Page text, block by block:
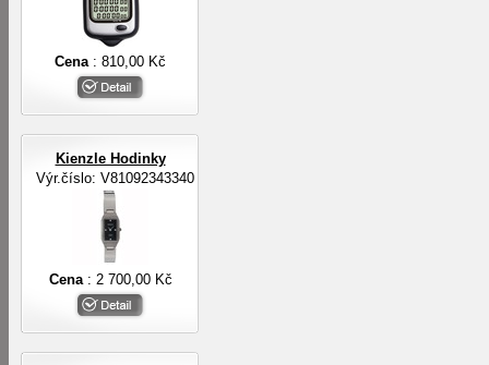
Cena : 810,00 Kč
Kienzle Hodinky
Výr.číslo: V81092343340
Cena : 2 700,00 Kč